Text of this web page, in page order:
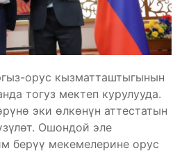
орус кызматташтыгынын
тогуз мектеп курулууда.
эки өлкөнүн аттестатын
Ошондой эле
берүү мекемелерине орус